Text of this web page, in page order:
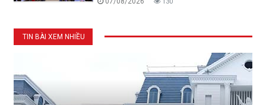
TIN BÀI XEM NHIỀU